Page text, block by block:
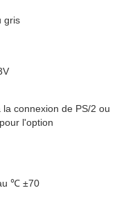
gris
la connexion de PS/2 ou
l'option
℃ ±70